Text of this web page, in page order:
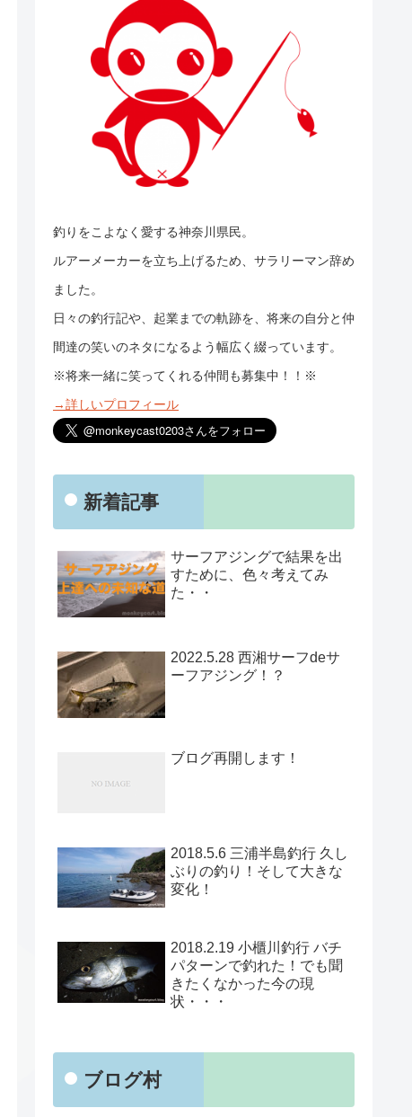
釣りをこよなく愛する神奈川県民。
ルアーメーカーを立ち上げるため、サラリーマン辞め
ました。
日々の釣行記や、起業までの軌跡を、将来の自分と仲
間達の笑いのネタになるよう幅広く綴っています。
※将来一緒に笑ってくれる仲間も募集中！！※
→詳しいプロフィール
新着記事
サーフアジングで結果を出
すために、色々考えてみ
た・・
2022.5.28 西湘サーフdeサ
ーフアジング！？
ブログ再開します！
2018.5.6 三浦半島釣行 久し
ぶりの釣り！そして大きな
変化！
2018.2.19 小櫃川釣行 バチ
パターンで釣れた！でも聞
きたくなかった今の現
状・・・
ブログ村